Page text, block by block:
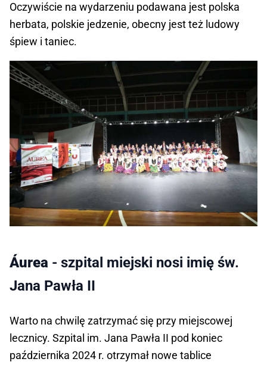
Oczywiście na wydarzeniu podawana jest polska
herbata, polskie jedzenie, obecny jest też ludowy
śpiew i taniec.
Áurea - szpital miejski nosi imię św.
Jana Pawła II
Warto na chwilę zatrzymać się przy miejscowej
lecznicy. Szpital im. Jana Pawła II pod koniec
października 2024 r. otrzymał nowe tablice